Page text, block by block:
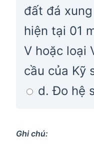
đất đá
hiện tại 01
V hoặc loại
cầu của Kỹ
d. Đo hệ
Ghi chú: